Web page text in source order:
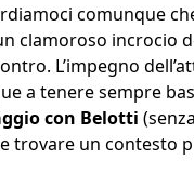
comunque
clamoroso incrocio
L’impegno
a tenere sempre
con Belotti
trovare un contesto